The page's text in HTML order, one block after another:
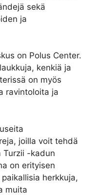
sekä
ja
on Polus Center.
kenkiä ja
on myös
ravintoloita ja
joilla voit tehdä
Turzii -kadun
on erityisen
herkkuja,
muita